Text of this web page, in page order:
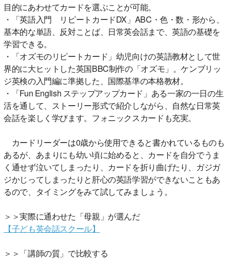
目的にあわせてカードを選ぶことが可能。
・「英語入門 リピートカードDX」ABC・色・数・形から、
基本的な単語、反対ことば、日常英会話まで、英語の基礎を
学習できる。
・「オズモのリピートカード」幼児向けの英語教材として世
界的に大ヒットした英国BBC制作の「オズモ」。ケンブリッ
ジ英検の入門編に準拠した、国際基準の本格教材。
・「Fun English ステップアップカード」ある一家の一日の生
活を通して、ストーリー形式で紹介しながら、自然な日常英
会話を楽しく学びます。フォニックスカードも充実。
カードリーダーは0歳から使用できると書かれているものも
あるが、あまりにも幼い頃に始めると、カードを自分でうま
く通せず泣いてしまったり、カードを折り曲げたり、ガジガ
ジかじってしまったりと肝心の英語学習ができないこともあ
るので、タイミングをみて試してみましょう。
＞＞実際に通わせた「母親」が選んだ
【子ども英会話スクール】
＞＞「講師の質」で比較する